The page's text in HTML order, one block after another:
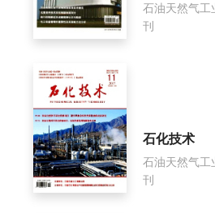
石油地球物理勘探是什么级别刊
石油地球物理勘探是国家级期刊
石油天然气工
刊
石化技术
石油天然气工
刊